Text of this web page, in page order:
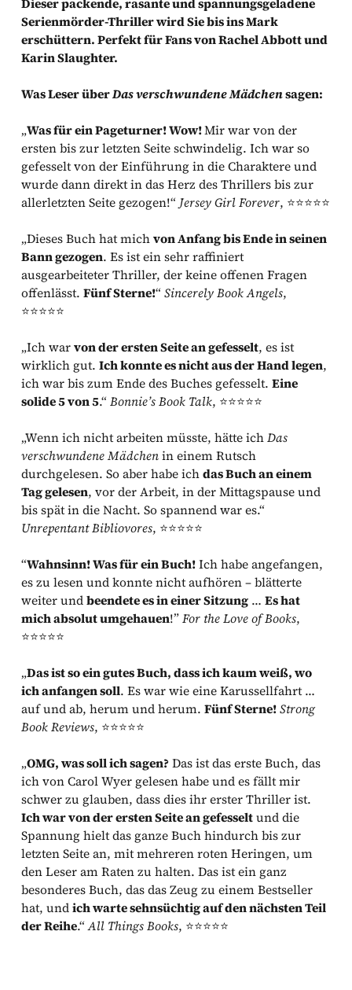
Dieser packende, rasante und spannungsgeladene
Serienmörder-Thriller wird Sie bis ins Mark
erschüttern. Perfekt für Fans von Rachel Abbott und
Karin Slaughter.
Was Leser überDas verschwundene Mädchensagen:
„Was für ein Pageturner! Wow!Mir war von der
ersten bis zur letzten Seite schwindelig. Ich war so
gefesselt von der Einführung in die Charaktere und
wurde dann direkt in das Herz des Thrillers bis zur
allerletzten Seite gezogen!“ Jersey Girl Forever, ⭐️⭐️⭐️⭐️⭐️
„Dieses Buch hat michvon Anfang bis Ende in seinen
Bann gezogen. Es ist ein sehr raffiniert
ausgearbeiteter Thriller, der keine offenen Fragen
offenlässt.Fünf Sterne!“Sincerely Book Angels,
⭐️⭐️⭐️⭐️⭐️
„Ich warvon der ersten Seite an gefesselt, es ist
wirklich gut.Ich konnte es nicht aus der Hand legen,
ich war bis zum Ende des Buches gefesselt.Eine
solide 5 von 5.“Bonnie’s Book Talk, ⭐️⭐️⭐️⭐️⭐️
„Wenn ich nicht arbeiten müsste, hätte ichDas
verschwundene Mädchenin einem Rutsch
durchgelesen. So aber habe ichdas Buch an einem
Tag gelesen, vor der Arbeit, in der Mittagspause und
bis spät in die Nacht. So spannend war es.“
Unrepentant Bibliovores, ⭐️⭐️⭐️⭐️⭐️
“Wahnsinn! Was für ein Buch!Ich habe angefangen,
es zu lesen und konnte nicht aufhören – blätterte
weiter undbeendete es in einer Sitzung …Es hat
mich absolut umgehauen!”For the Love of Books,
⭐️⭐️⭐️⭐️⭐️
„Das ist so ein gutes Buch, dass ich kaum weiß, wo
ich anfangen soll. Es war wie eine Karussellfahrt …
auf und ab, herum und herum.Fünf Sterne!Strong
Book Reviews, ⭐️⭐️⭐️⭐️⭐️
„OMG, was soll ich sagen? Das ist das erste Buch, das
ich von Carol Wyer gelesen habe und es fällt mir
schwer zu glauben, dass dies ihr erster Thriller ist.
Ich war von der ersten Seite an gefesseltund die
Spannung hielt das ganze Buch hindurch bis zur
letzten Seite an, mit mehreren roten Heringen, um
den Leser am Raten zu halten. Das ist ein ganz
besonderes Buch, das das Zeug zu einem Bestseller
hat, undich warte sehnsüchtig auf den nächsten Teil
der Reihe.“All Things Books, ⭐️⭐️⭐️⭐️⭐️